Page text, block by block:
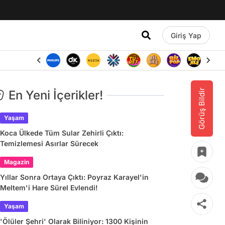
Giriş Yap
Görüş Bildir
En Yeni İçerikler!
Yaşam
Koca Ülkede Tüm Sular Zehirli Çıktı:
Temizlemesi Asırlar Sürecek
Magazin
Yıllar Sonra Ortaya Çıktı: Poyraz Karayel'in
Meltem'i Hare Sürel Evlendi!
Yaşam
'Ölüler Şehri' Olarak Biliniyor: 1300 Kişinin